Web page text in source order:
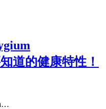
道的健康特性！